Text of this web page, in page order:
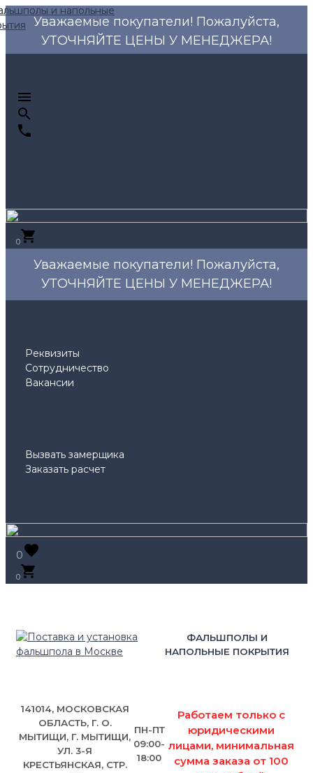
Уважаемые покупатели! Пожалуйста,
УТОЧНЯЙТЕ ЦЕНЫ У МЕНЕДЖЕРА!
0
Уважаемые покупатели! Пожалуйста,
УТОЧНЯЙТЕ ЦЕНЫ У МЕНЕДЖЕРА!
Реквизиты
Сотрудничество
Вакансии
Вызвать замерщика
Заказать расчет
0
0
ФАЛЬШПОЛЫ И
НАПОЛЬНЫЕ ПОКРЫТИЯ
141014, МОСКОВСКАЯ
ОБЛАСТЬ, Г. О.
МЫТИЩИ, Г. МЫТИЩИ,
УЛ. 3-Я
КРЕСТЬЯНСКАЯ, СТР.
ПН-ПТ
09:00-
18:00
Работаем только с
юридическими
лицами, минимальная
сумма заказа от 100